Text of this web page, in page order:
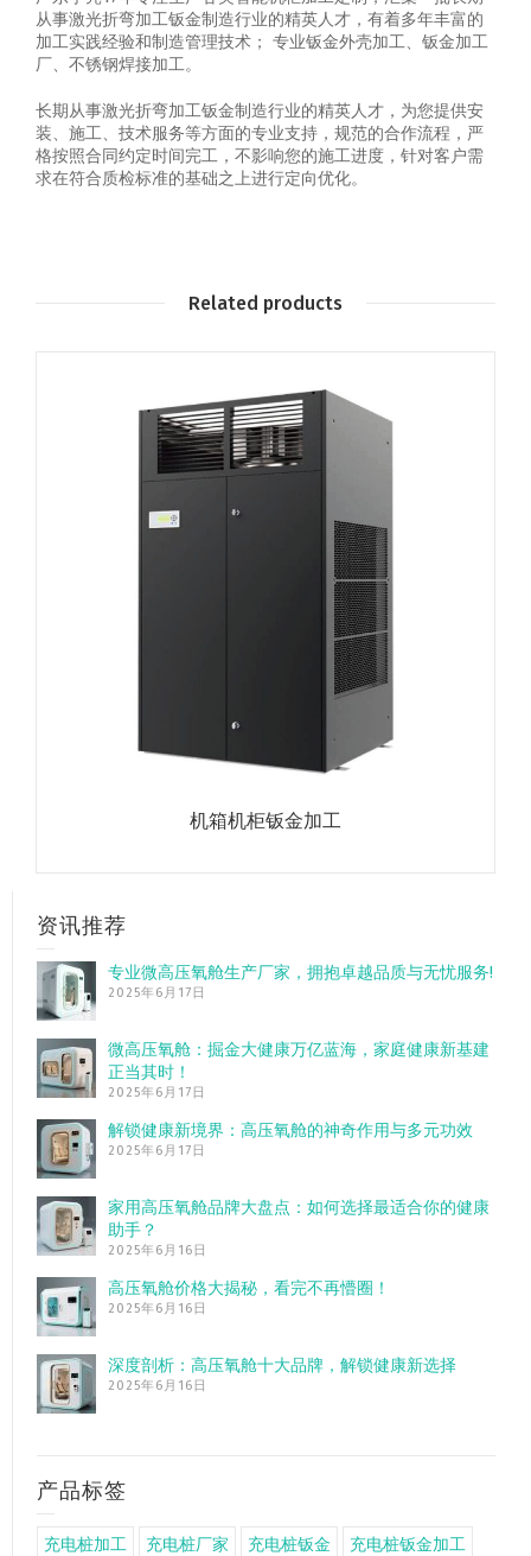
从事激光折弯加工钣金制造行业的精英人才，有着多年丰富的
加工实践经验和制造管理技术； 专业钣金外壳加工、钣金加工
厂、不锈钢焊接加工。
长期从事激光折弯加工钣金制造行业的精英人才，为您提供安
装、施工、技术服务等方面的专业支持，规范的合作流程，严
格按照合同约定时间完工，不影响您的施工进度，针对客户需
求在符合质检标准的基础之上进行定向优化。
Related products
机箱机柜钣金加工
资讯推荐
专业微高压氧舱生产厂家，拥抱卓越品质与无忧服务!
2025年6月17日
微高压氧舱：掘金大健康万亿蓝海，家庭健康新基建
正当其时！
2025年6月17日
解锁健康新境界：高压氧舱的神奇作用与多元功效
2025年6月17日
家用高压氧舱品牌大盘点：如何选择最适合你的健康
助手？
2025年6月16日
高压氧舱价格大揭秘，看完不再懵圈！
2025年6月16日
深度剖析：高压氧舱十大品牌，解锁健康新选择
2025年6月16日
产品标签
充电桩加工 充电桩厂家 充电桩钣金 充电桩钣金加工